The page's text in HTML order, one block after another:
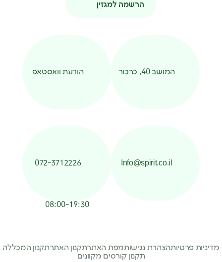
הרשמה למגזין
המושב 40, כרכור הודעת וואסטאפ
Info@spirit.co.il
072-3712226
08:00-19:30
מדיניות פרטיותהצהרת נגישותמפת האתרתקנון האתרתקנון המכללה
תקנון קורסים מקוונים